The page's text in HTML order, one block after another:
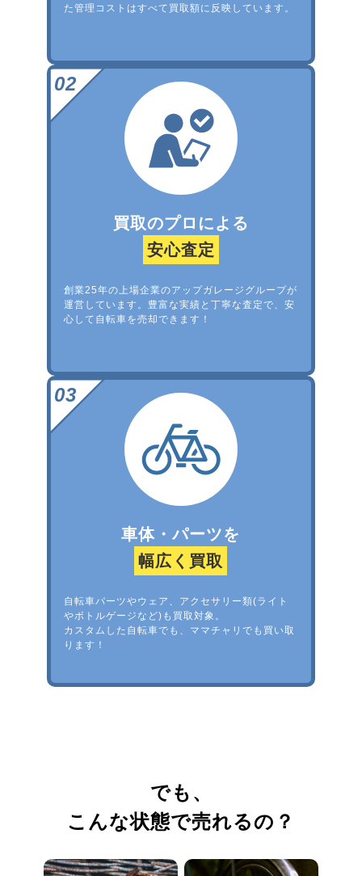
た管理コストはすべて買取額に反映しています。
買取のプロによる
安心査定
創業25年の上場企業のアップガレージグループが
運営しています。豊富な実績と丁寧な査定で、安
心して自転車を売却できます！
車体・パーツを
幅広く買取
自転車パーツやウェア、アクセサリー類(ライト
やボトルゲージなど)も買取対象。
カスタムした自転車でも、ママチャリでも買い取
ります！
でも、
こんな状態で売れるの？